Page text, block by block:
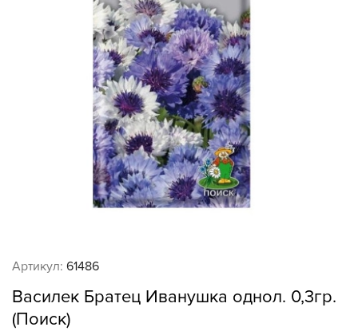
Артикул: 61486
Василек Братец Иванушка однол. 0,3гр.
(Поиск)